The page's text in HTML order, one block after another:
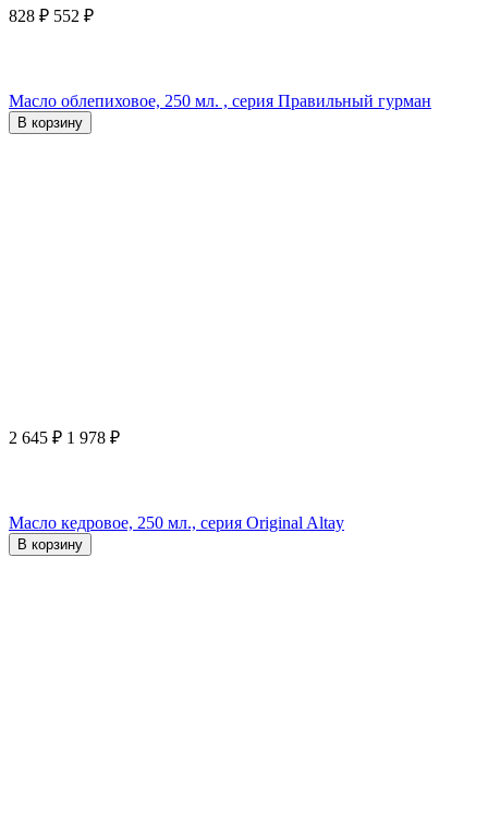
828 ₽ 552 ₽
Масло облепиховое, 250 мл. , серия Правильный гурман
В корзину
2 645 ₽ 1 978 ₽
Масло кедровое, 250 мл., серия Original Altay
В корзину